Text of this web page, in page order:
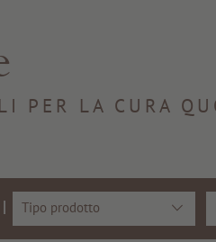
PER LA CURA
Tipo prodotto